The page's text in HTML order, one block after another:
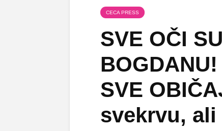
CECA PRESS
SVE OČI
SVE
svekrvu,